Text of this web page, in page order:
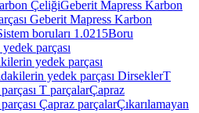
ÇeliğiGeberit Mapress Karbon
Geberit Mapress Karbon
boruları 1.0215Boru
parçası
yedek parçası
yedek parçası DirseklerT
T parçalarÇapraz
Çapraz parçalarÇıkarılamayan